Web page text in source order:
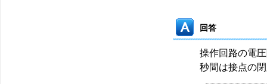
回答
操作回路の電
秒間は接点の